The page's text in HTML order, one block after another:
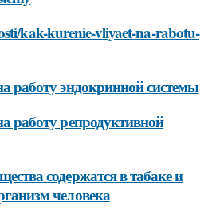
kak-kurenie-vliyaet-na-rabotu-
работу эндокринной системы
работу репродуктивной
содержатся в табаке и
человека